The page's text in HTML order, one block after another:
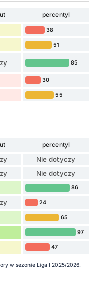
percentyl
38
51
85
30
55
percentyl
Nie dotyczy
Nie dotyczy
86
24
65
97
47
w sezonie Liga I 2025/2026.